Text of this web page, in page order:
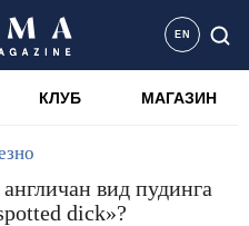
EN
КЛУБ МАГАЗИН
вид пудинга
dick»?